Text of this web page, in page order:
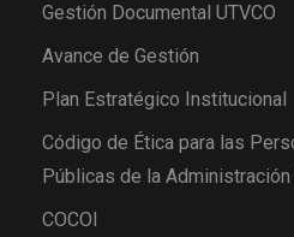
Gestión Documental UTVCO
Avance de Gestión
Plan Estratégico Institucional
Código de Ética para las
Públicas de la
COCOI